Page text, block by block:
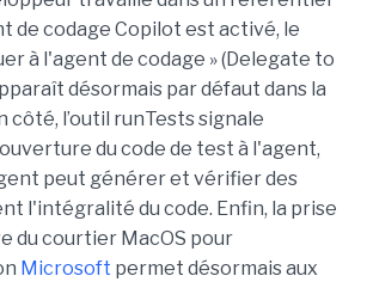
de codage Copilot est activé, le
à l'agent de codage » (Delegate to
désormais par défaut dans la
côté, l’outil runTests signale
du code de test à l'agent,
peut générer et vérifier des
l'intégralité du code. Enfin, la prise
du courtier MacOS pour
Microsoft permet désormais aux